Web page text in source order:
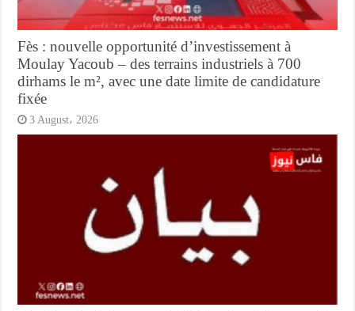
Fès : nouvelle opportunité d’investissement à
Moulay Yacoub – des terrains industriels à 700
dirhams le m², avec une date limite de candidature
fixée
3 August، 2026